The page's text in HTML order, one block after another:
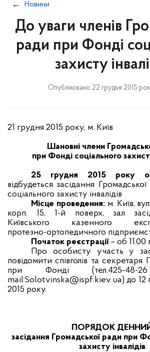
Новини
До уваги членів
ради при Фонді
захисту
Опубліковано 22 грудня 2015
21 грудня 2015 року, м. Київ
Шановні члени
при Фонді соціального
25 грудня 2015 року
відбудеться засідання
соціального захисту інвалідів
Місце проведення: м. Київ,
корп. 15, 1-й поверх, зал
Київського казенного
протезно-ортопедичного
Початок реєстрації– об 11.00
Про особисту участь у
повідомити співголів та секретаря
при Фонді (тел.425-
mail:Solotvinska@ispf.kiev.ua) до 12
2015 року.
ПОРЯДОК
засідання Громадської ради при
захисту інвалідів